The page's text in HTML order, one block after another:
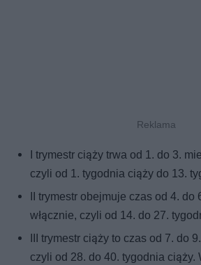
I trymestr ciąży trwa od 1. do 3.
czyli od 1. tygodnia ciąży do 13.
II trymestr obejmuje czas od 4. do
włącznie, czyli od 14. do 27.
III trymestr ciąży to czas od 7. do
czyli od 28. do 40. tygodnia ciąży.